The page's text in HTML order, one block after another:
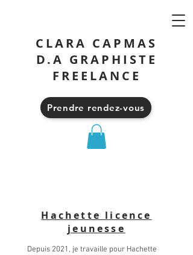
Prendre rendez-vous
CLARA CAPMAS
D.A GRAPHISTE
FREELANCE
Hachette licence
jeunesse
Depuis 2021, je travaille pour Hachette